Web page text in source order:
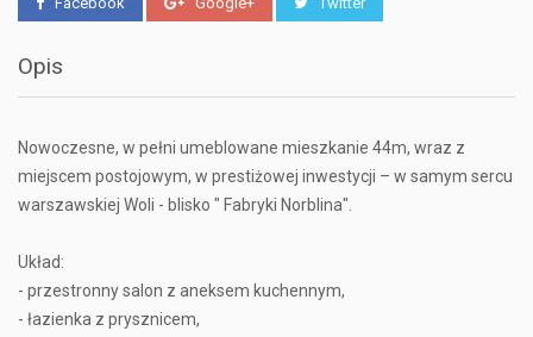
Opis
Nowoczesne, w pełni umeblowane mieszkanie 44m, wraz z
miejscem postojowym, w prestiżowej inwestycji – w samym sercu
warszawskiej Woli - blisko " Fabryki Norblina".
Układ:
- przestronny salon z aneksem kuchennym,
- łazienka z prysznicem,